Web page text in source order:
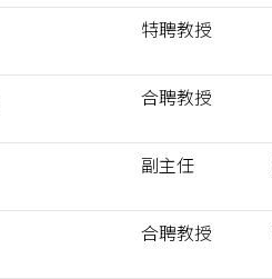
特聘教授
合聘教授
副主任
合聘教授